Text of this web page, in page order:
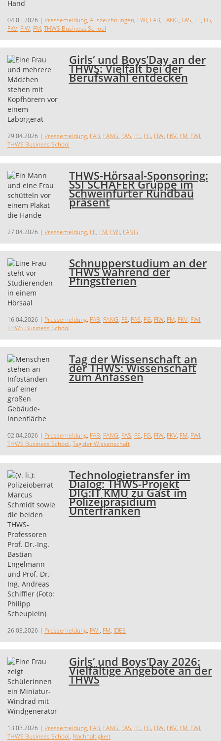
04.05.2026 | Pressemeldung, Auszeichnungen, FWI, FAB, FANG, FAS, FE, FG,
FKV, FIW, FM, THWS Business School
Girls‘ und Boys’Day an der
THWS: Vielfalt bei der
Berufswahl entdecken
29.04.2026 | Pressemeldung, FAB, FANG, FAS, FE, FG, FIW, FKV, FM, FWI,
THWS Business School
THWS-Hörsaal-Sponsoring:
SSI SCHÄFER Gruppe im
Schweinfurter Rundbau
präsent
27.04.2026 | Pressemeldung, FE, FM, FWI, FANG
Schnupperstudium an der
THWS während der
Pfingstferien
16.04.2026 | Pressemeldung, FAB, FANG, FE, FAS, FG, FIW, FM, FKV, FWI,
THWS Business School
Tag der Wissenschaft an
der THWS: Wissenschaft
zum Anfassen
02.04.2026 | Pressemeldung, FAB, FANG, FAS, FE, FG, FIW, FKV, FM, FWI,
THWS Business School, Tag der Wissenschaft
Technologietransfer im
Dialog: THWS-Projekt
DIG:IT KMU zu Gast im
Polizeipräsidium
Unterfranken
26.03.2026 | Pressemeldung, FWI, FM, IDEE
Girls‘ und Boys‘Day 2026:
Vielfältige Angebote an der
THWS
13.03.2026 | Pressemeldung, FAB, FANG, FAS, FE, FG, FIW, FKV, FM, FWI,
THWS Business School, Nachhaltigkeit